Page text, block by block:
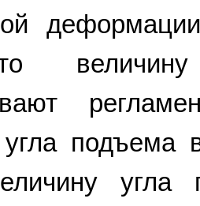
подъема
угла